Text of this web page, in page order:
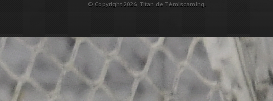
© Copyright 2026 Titan de Témiscaming.